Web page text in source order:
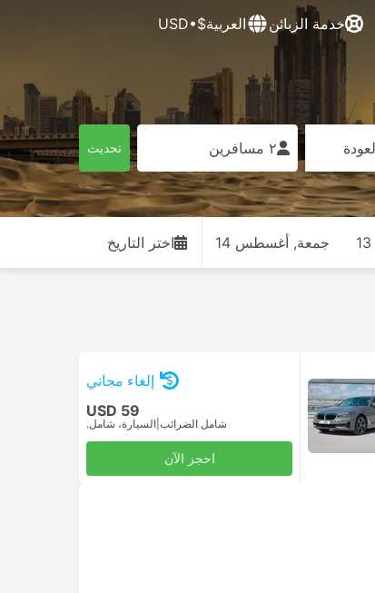
خدمة الزبائن العربية$•USD
٢ مسافرين تحديث
جمعة, أغسطس 14 اختر التاريخ
إلغاء مجاني
USD 59
شامل الضرائب السيارة، شامل.
احجز الآن